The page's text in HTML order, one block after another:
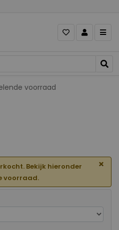
aanbod
Bekijk hieronder
voorraad.
×